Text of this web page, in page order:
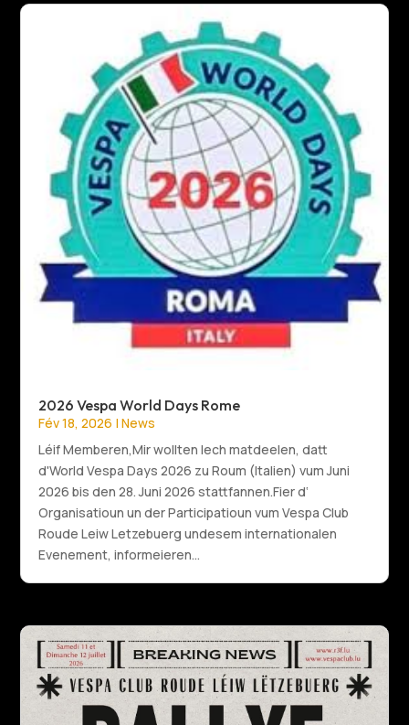
2026 Vespa World Days Rome
Fév 18, 2026 |News
Léif Memberen,Mir wollten Iech matdeelen, datt
d'World Vespa Days 2026 zu Roum (Italien) vum Juni
2026 bis den 28. Juni 2026 stattfannen.Fier d‘
Organisatioun un der Participatioun vum Vespa Club
Roude Leiw Letzebuerg undesem internationalen
Evenement, informeieren...